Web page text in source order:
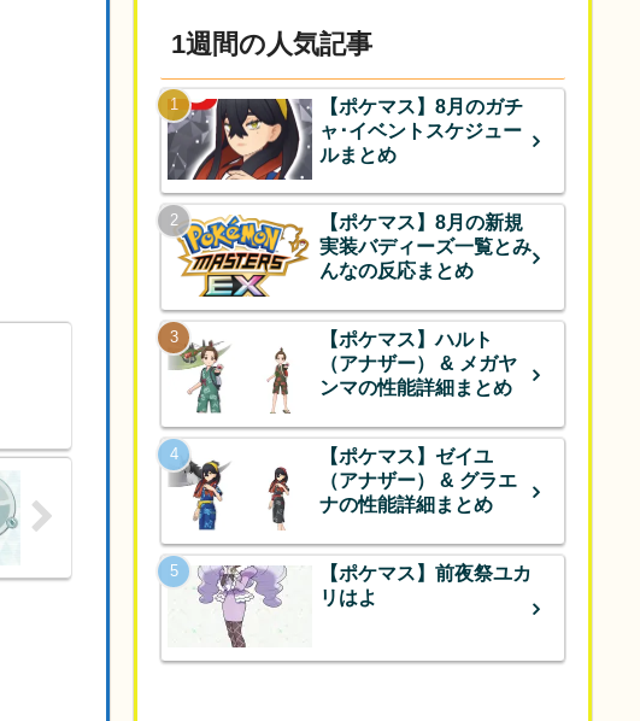
1週間の人気記事
【ポケマス】8月のガチ
ャ･イベントスケジュー
ルまとめ
【ポケマス】8月の新規
実装バディーズ一覧とみ
んなの反応まとめ
【ポケマス】ハルト
（アナザー） & メガヤ
ンマの性能詳細まとめ
【ポケマス】ゼイユ
（アナザー） & グラエ
ナの性能詳細まとめ
【ポケマス】前夜祭ユカ
リはよ